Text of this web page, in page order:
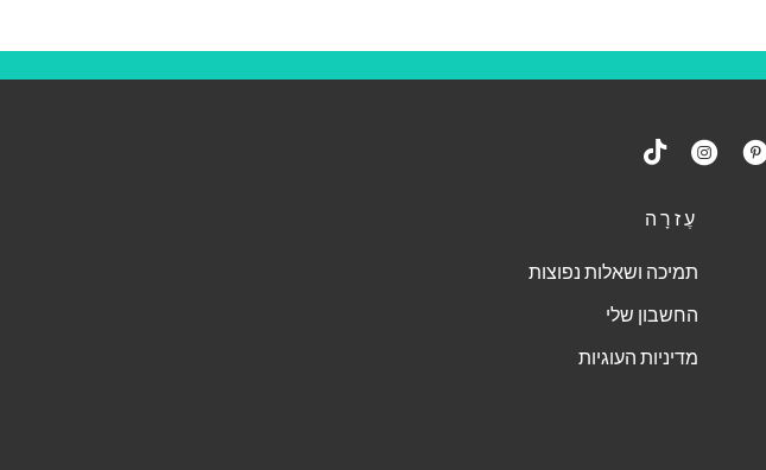
עֶזרָה
תמיכה ושאלות נפוצות
החשבון שלי
מדיניות העוגיות